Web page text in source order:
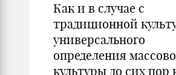
Как и в случае с
традиционной
универсального
определения
культуры до сих пор